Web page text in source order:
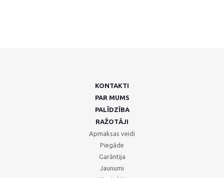
KONTAKTI
PAR MUMS
PALĪDZĪBA
RAŽOTĀJI
Apmaksas veidi
Piegāde
Garāntija
Jaunumi